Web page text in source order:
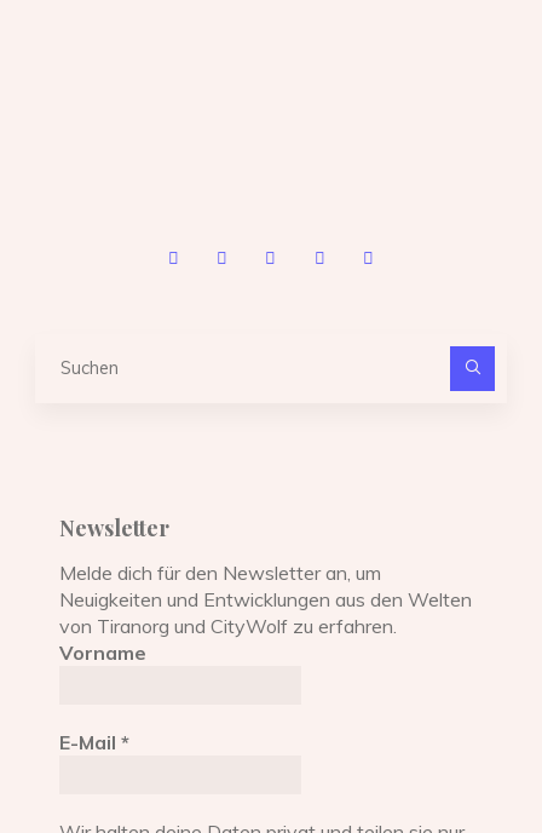
Newsletter
Melde dich für den Newsletter an, um
Neuigkeiten und Entwicklungen aus den Welten
von Tiranorg und CityWolf zu erfahren.
Vorname
E-Mail *